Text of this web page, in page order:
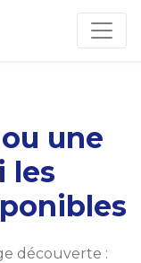
ou une
les
découverte :